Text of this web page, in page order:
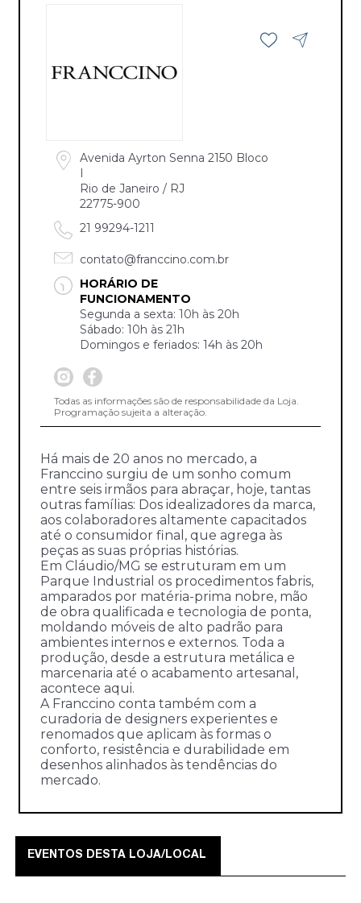
Avenida Ayrton Senna 2150 Bloco
I
Rio de Janeiro / RJ
22775-900
21 99294-1211
contato@franccino.com.br
HORÁRIO DE
FUNCIONAMENTO
Segunda a sexta: 10h às 20h
Sábado: 10h às 21h
Domingos e feriados: 14h às 20h
Todas as informações são de responsabilidade da Loja.
Programação sujeita a alteração.
Há mais de 20 anos no mercado, a
Franccino surgiu de um sonho comum
entre seis irmãos para abraçar, hoje, tantas
outras famílias: Dos idealizadores da marca,
aos colaboradores altamente capacitados
até o consumidor final, que agrega às
peças as suas próprias histórias.
Em Cláudio/MG se estruturam em um
Parque Industrial os procedimentos fabris,
amparados por matéria-prima nobre, mão
de obra qualificada e tecnologia de ponta,
moldando móveis de alto padrão para
ambientes internos e externos. Toda a
produção, desde a estrutura metálica e
marcenaria até o acabamento artesanal,
acontece aqui.
A Franccino conta também com a
curadoria de designers experientes e
renomados que aplicam às formas o
conforto, resistência e durabilidade em
desenhos alinhados às tendências do
mercado.
EVENTOS DESTA LOJA/LOCAL